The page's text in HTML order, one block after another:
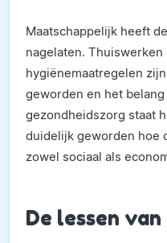
Maatschappelijk heeft
nagelaten. Thuiswerken
hygiënemaatregelen
geworden en het
gezondheidszorg staat
duidelijk geworden hoe
zowel sociaal als
De lessen van